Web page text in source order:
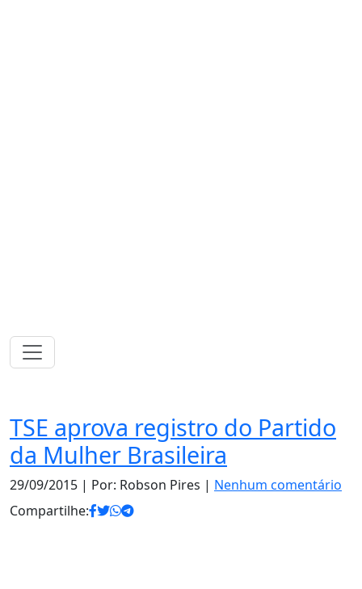
TSE aprova registro do Partido
da Mulher Brasileira
29/09/2015 | Por: Robson Pires | Nenhum comentário
Compartilhe: